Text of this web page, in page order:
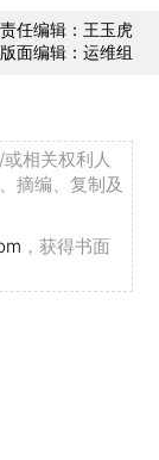
责任编辑：王玉虎
版面编辑：运维组
相关权利人
摘编、复制及
，获得书面